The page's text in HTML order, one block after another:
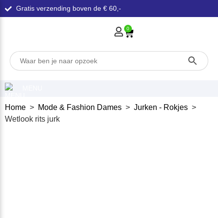
Gratis verzending boven de € 60,-
0
Home > Mode & Fashion Dames > Jurken - Rokjes >
Wetlook rits jurk